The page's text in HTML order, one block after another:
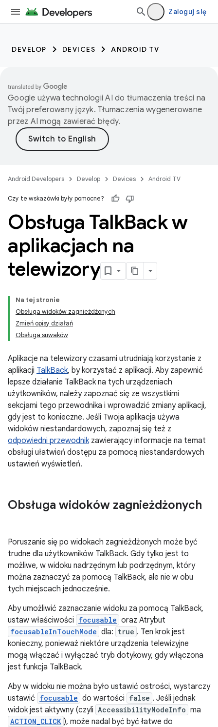
Zaloguj się
DEVELOP DEVICES ANDROID TV
Google używa technologii AI do tłumaczenia treści na
Twój preferowany język. Tłumaczenia wygenerowane
przez AI mogą zawierać błędy.
Android Developers Develop Devices Android TV
Czy te wskazówki były pomocne?
Obsługa TalkBack w
aplikacjach na
telewizory
Na tej stronie
Obsługa widoków zagnieżdżonych
Zmień opisy działań
Obsługa suwaków
Aplikacje na telewizory czasami utrudniają korzystanie z
aplikacji TalkBack, by korzystać z aplikacji. Aby zapewnić
lepsze działanie TalkBack na tych urządzeniach
użytkowników, należy zapoznać się ze wszystkimi
sekcjami tego przewodnika i wprowadzić zmiany aplikacji,
gdy jest to konieczne. Jeśli Twoja aplikacja używa
widoków niestandardowych, zapoznaj się też z
odpowiedni przewodnikzawierający informacje na temat
obsługi ułatwień dostępu za pomocą niestandardowych
ustawień wyświetleń.
Obsługa widoków zagnieżdżonych
Poruszanie się po widokach zagnieżdżonych może być
trudne dla użytkowników TalkBack. Gdy tylko jest to
możliwe, w widoku nadrzędnym lub podrzędnym, który
można zaznaczyć za pomocą TalkBack, ale nie w obu
tych miejscach jednocześnie.
Aby umożliwić zaznaczanie widoku za pomocą TalkBack,
ustaw właściwości focusable oraz Atrybut
focusableInTouchMode dla: true . Ten krok jest
konieczny, ponieważ niektóre urządzenia telewizyjne
mogą włączać i wyłączać tryb dotykowy, gdy włączona
jest funkcja TalkBack.
Aby w widoku nie można było ustawić ostrości, wystarczy
ustawić focusable do wartości false . Jeśli jednak
widok jest aktywny (czyli AccessibilityNodeInfo ma
ACTION_CLICK ), może nadal być być łatwe do